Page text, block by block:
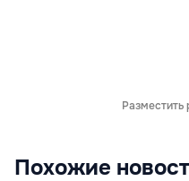
Разместить
Похожие